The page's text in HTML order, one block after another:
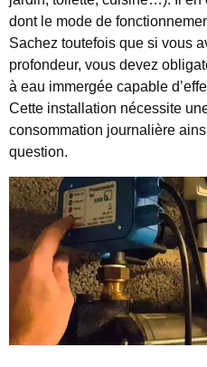
dont le mode de
Sachez toutefois que si vous
profondeur, vous devez
à eau immergée capable
Cette installation nécessite
consommation journalière
question.